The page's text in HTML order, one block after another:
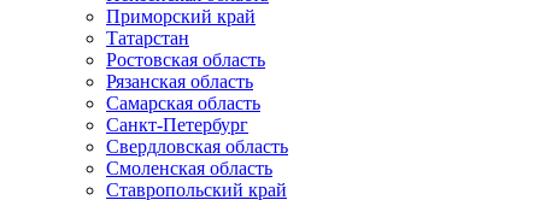
Приморский край
Татарстан
Ростовская область
Рязанская область
Самарская область
Санкт-Петербург
Свердловская область
Смоленская область
Ставропольский край